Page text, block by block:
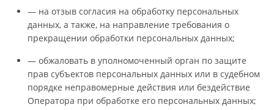
— на отзыв согласия на обработку персональных
данных, а также, на направление требования о
прекращении обработки персональных данных;
— обжаловать в уполномоченный орган по защите
прав субъектов персональных данных или в судебном
порядке неправомерные действия или бездействие
Оператора при обработке его персональных данных;